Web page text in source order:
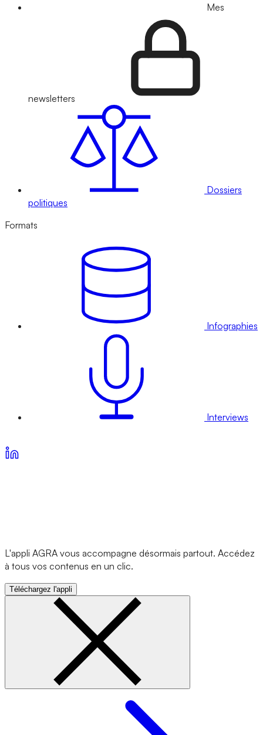
Mes
newsletters
Dossiers
politiques
Formats
Infographies
Interviews
L'appli AGRA vous accompagne désormais partout. Accédez
à tous vos contenus en un clic.
Téléchargez l'appli